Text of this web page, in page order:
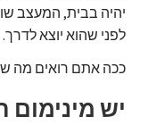
יהיה בבית, המעצב
לפני שהוא יוצא לדרך.
ככה אתם רואים מה
יש מינימום